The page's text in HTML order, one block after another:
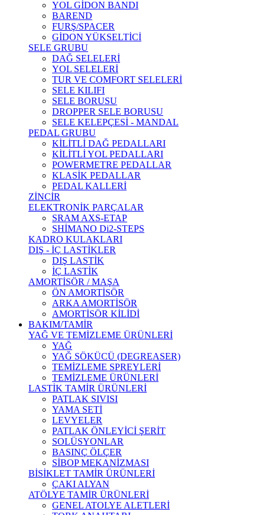
YOL GİDON BANDI
BAREND
FURŞ/SPACER
GİDON YÜKSELTİCİ
SELE GRUBU
DAĞ SELELERİ
YOL SELELERİ
TUR VE COMFORT SELELERİ
SELE KILIFI
SELE BORUSU
DROPPER SELE BORUSU
SELE KELEPÇESİ - MANDAL
PEDAL GRUBU
KİLİTLİ DAĞ PEDALLARI
KİLİTLİ YOL PEDALLARI
POWERMETRE PEDALLAR
KLASİK PEDALLAR
PEDAL KALLERİ
ZİNCİR
ELEKTRONİK PARÇALAR
SRAM AXS-ETAP
SHİMANO Di2-STEPS
KADRO KULAKLARI
DIŞ - İÇ LASTİKLER
DIŞ LASTİK
İÇ LASTİK
AMORTİSÖR / MAŞA
ÖN AMORTİSÖR
ARKA AMORTİSÖR
AMORTİSÖR KİLİDİ
BAKIM/TAMİR
YAĞ VE TEMİZLEME ÜRÜNLERİ
YAĞ
YAĞ SÖKÜCÜ (DEGREASER)
TEMİZLEME SPREYLERİ
TEMİZLEME ÜRÜNLERİ
LASTİK TAMİR ÜRÜNLERİ
PATLAK SIVISI
YAMA SETİ
LEVYELER
PATLAK ÖNLEYİCİ ŞERİT
SOLÜSYONLAR
BASINÇ ÖLÇER
SİBOP MEKANİZMASI
BİSİKLET TAMİR ÜRÜNLERİ
ÇAKI ALYAN
ATÖLYE TAMİR ÜRÜNLERİ
GENEL ATOLYE ALETLERİ